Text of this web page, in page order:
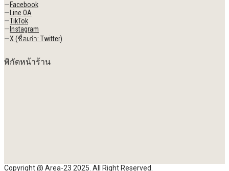
—Facebook
—Line OA
—TikTok
— Instagram
—X (ชื่อเก่า: Twitter)
พิกัดหน้าร้าน
Copyright @ Area-23 2025. All Right Reserved.